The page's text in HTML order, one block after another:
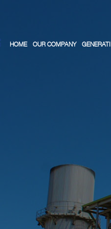
HOME OUR COMPANY